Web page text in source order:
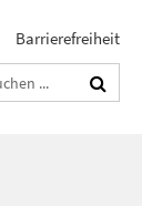
Barrierefreiheit